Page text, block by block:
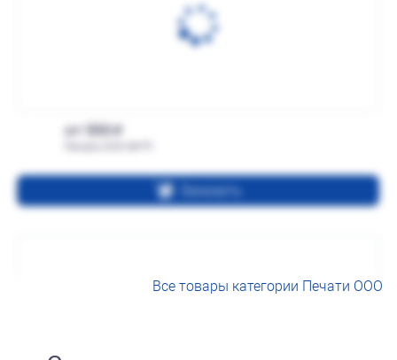
от 550
Заказать
Все товары категории Печати ООО